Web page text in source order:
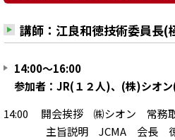
講師：江良和徳技術委員長(
14:00～16:00
参加者：JR(１２人)、(株)シオ
14:00 開会挨拶 ㈱シオン 常務
主旨説明 JCMA 会長 徳